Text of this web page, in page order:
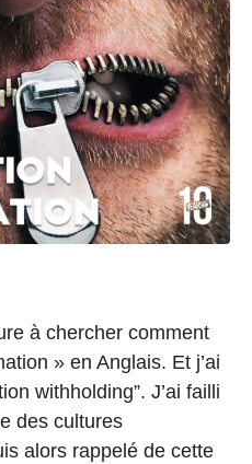
à chercher comment
» en Anglais. Et j’ai
withholding”. J’ai failli
des cultures
alors rappelé de cette